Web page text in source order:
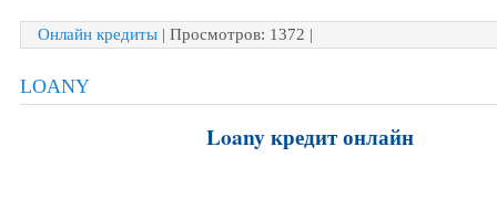
Онлайн кредиты | Просмотров: 1372 |
LOANY
Loany кредит онлайн